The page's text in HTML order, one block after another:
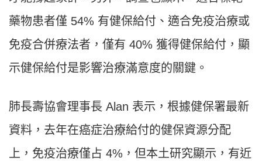
藥物患者僅 54% 有健保給付、適合免疫治療或
免疫合併療法者，僅有 40% 獲得健保給付，顯
示健保給付是影響治療滿意度的關鍵。
肺長壽協會理事長 Alan 表示，根據健保署最新
資料，去年在癌症治療給付的健保資源分配
上，免疫治療僅占 4%，但本土研究顯示，有近